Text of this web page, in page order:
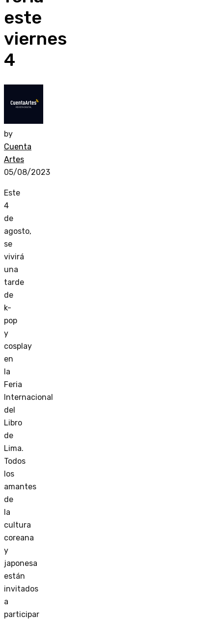
este
viernes
4
by
Cuenta
Artes
05/08/2023
Este
4
de
agosto,
se
vivirá
una
tarde
de
k-
pop
y
cosplay
en
la
Feria
Internacional
del
Libro
de
Lima.
Todos
los
amantes
de
la
cultura
coreana
y
japonesa
están
invitados
a
participar